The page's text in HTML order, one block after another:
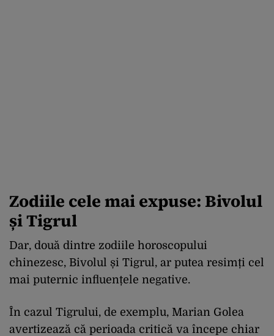
Zodiile cele mai expuse: Bivolul
și Tigrul
Dar, două dintre zodiile horoscopului
chinezesc, Bivolul și Tigrul, ar putea resimți cel
mai puternic influențele negative.
În cazul Tigrului, de exemplu, Marian Golea
avertizează că perioada critică va începe chiar